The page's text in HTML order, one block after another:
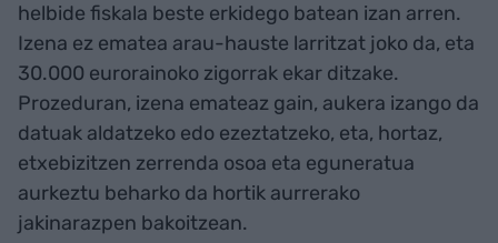
helbide fiskala beste erkidego batean izan arren.
Izena ez ematea arau-hauste larritzat joko da, eta
30.000 eurorainoko zigorrak ekar ditzake.
Prozeduran, izena emateaz gain, aukera izango da
datuak aldatzeko edo ezeztatzeko, eta, hortaz,
etxebizitzen zerrenda osoa eta eguneratua
aurkeztu beharko da hortik aurrerako
jakinarazpen bakoitzean.